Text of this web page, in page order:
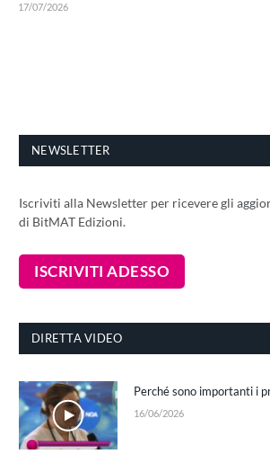
17/07/2026
NEWSLETTER
Iscriviti alla Newsletter per ricevere gli
di BitMAT Edizioni.
DIRETTA VIDEO
Perché sono importanti i
16/06/2026